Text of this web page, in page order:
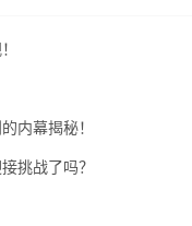
内幕揭秘！
挑战了吗？